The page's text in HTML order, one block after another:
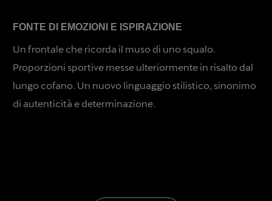
FONTE DI EMOZIONI E ISPIRAZIONE
Un frontale che ricorda il muso di uno squalo.
Proporzioni sportive messe ulteriormente in risalto dal
lungo cofano. Un nuovo linguaggio stilistico, sinonimo
di autenticità e determinazione.